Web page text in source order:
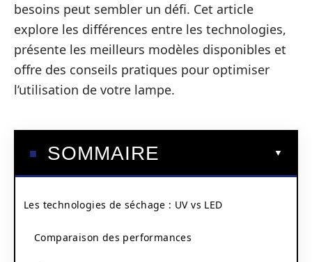
besoins peut sembler un défi. Cet article
explore les différences entre les technologies,
présente les meilleurs modèles disponibles et
offre des conseils pratiques pour optimiser
l’utilisation de votre lampe.
SOMMAIRE
Les technologies de séchage : UV vs LED
Comparaison des performances